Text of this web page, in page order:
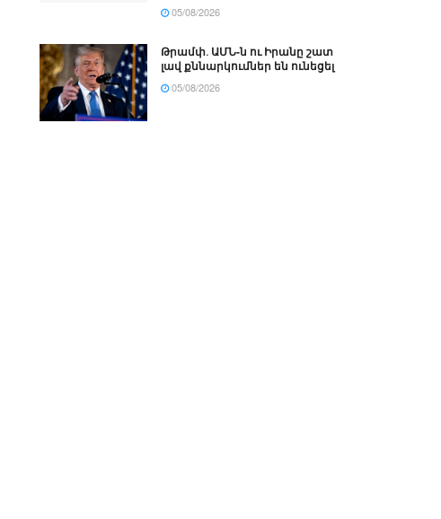
05/08/2026
Թրամփ․ ԱՄՆ-ն ու Իրանը շատ
լավ քննարկումներ են ունեցել
05/08/2026